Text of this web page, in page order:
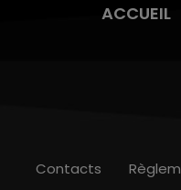
ACCUEIL
Contacts